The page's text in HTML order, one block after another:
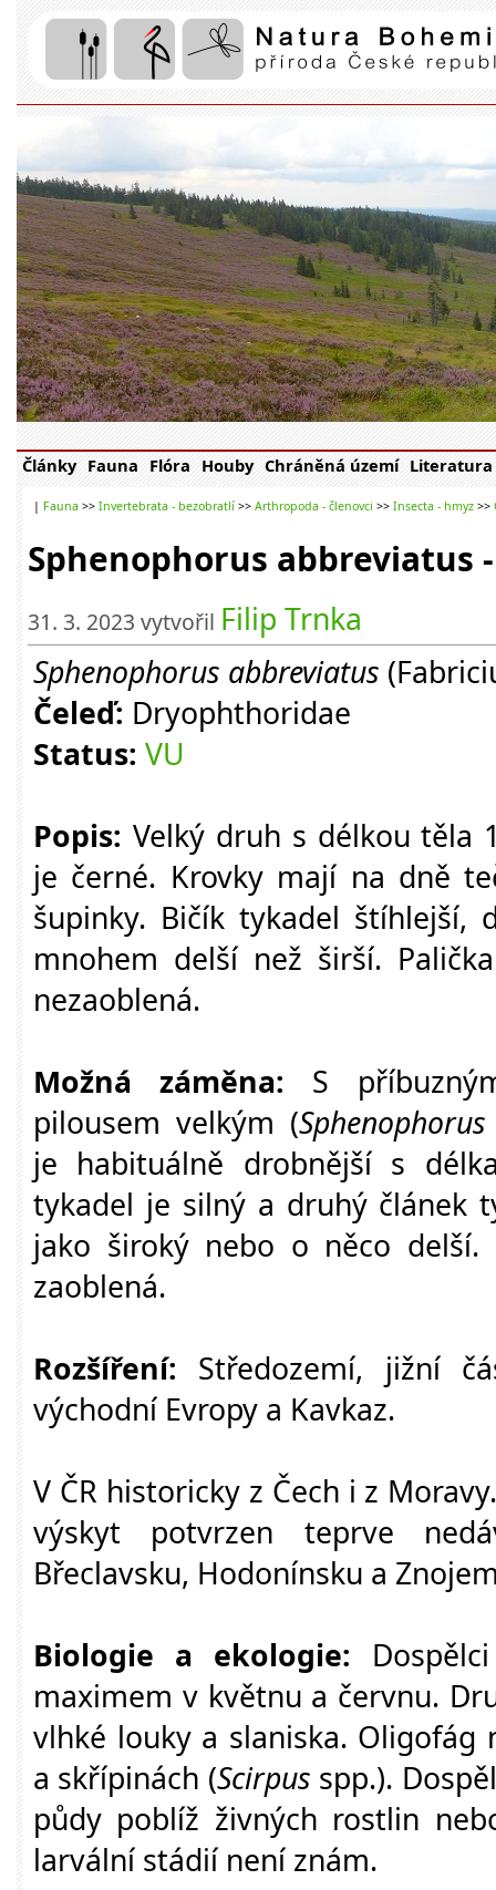
Články Fauna Flóra Houby Chráněná území Literatura
| Fauna >> Invertebrata - bezobratlí >> Arthropoda - členovci >> Insecta - hmyz >>
Sphenophorus abbreviatus
31. 3. 2023 vytvořil Filip Trnka
Sphenophorus abbreviatus
Čeleď: Dryophthoridae
Status: VU
Popis: Velký druh s délkou těla
je černé. Krovky mají na dně
šupinky. Bičík tykadel štíhlejší,
mnohem delší než širší.
nezaoblená.
Možná záměna: S
pilousem velkým (
je habituálně drobnější s
tykadel je silný a druhý článek
jako široký nebo o něco delší.
zaoblená.
Rozšíření: Středozemí, jižní
východní Evropy a Kavkaz.
V ČR historicky z Čech i z
výskyt potvrzen teprve
Břeclavsku, Hodonínsku a
Biologie a ekologie:
maximem v květnu a červnu.
vlhké louky a slaniska. Oligofág
a skřípinách (Scirpus spp.).
půdy poblíž živných rostlin
larvální stádií není znám.